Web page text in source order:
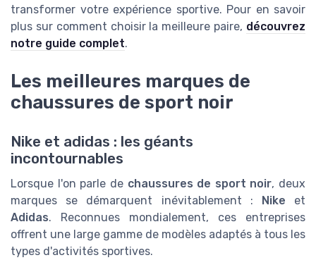
transformer votre expérience sportive. Pour en savoir
plus sur comment choisir la meilleure paire, découvrez
notre guide complet.
Les meilleures marques de
chaussures de sport noir
Nike et adidas : les géants
incontournables
Lorsque l'on parle de chaussures de sport noir, deux
marques se démarquent inévitablement :
Nike et
Adidas. Reconnues mondialement, ces entreprises
offrent une large gamme de modèles adaptés à tous les
types d'activités sportives.